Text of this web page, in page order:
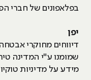
בפלאפונים של חברי
יפן
דיווחים מחוקרי
שמומנו ע"י המדינה
מידע על מדיניות